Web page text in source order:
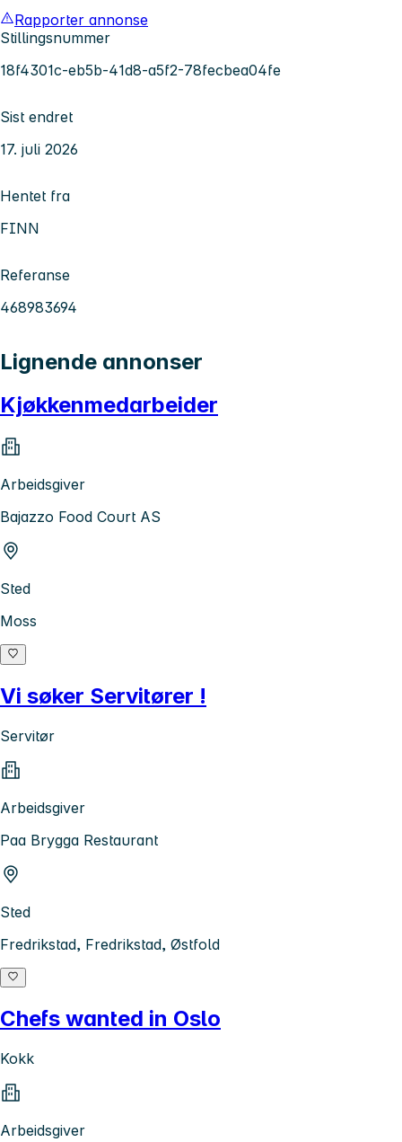
Rapporter annonse
Stillingsnummer
18f4301c-eb5b-41d8-a5f2-78fecbea04fe
Sist endret
17. juli 2026
Hentet fra
FINN
Referanse
468983694
Lignende annonser
Kjøkkenmedarbeider
Arbeidsgiver
Bajazzo Food Court AS
Sted
Moss
Vi søker Servitører !
Servitør
Arbeidsgiver
Paa Brygga Restaurant
Sted
Fredrikstad, Fredrikstad, Østfold
Chefs wanted in Oslo
Kokk
Arbeidsgiver